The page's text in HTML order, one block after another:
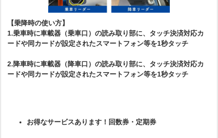
【乗降時の使い方】
1.乗車時に車載器（乗車口）の読み取り部に、タッチ決済対応カ
ードや同カードが設定されたスマートフォン等を1秒タッチ
2.降車時に車載器（降車口）の読み取り部に、タッチ決済対応カ
ードや同カードが設定されたスマートフォン等を1秒タッチ
お得なサービスあります！回数券・定期券